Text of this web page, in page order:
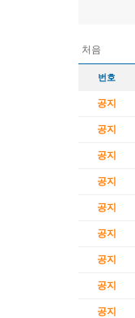
처음
번호
공지
공지
공지
공지
공지
공지
공지
공지
공지